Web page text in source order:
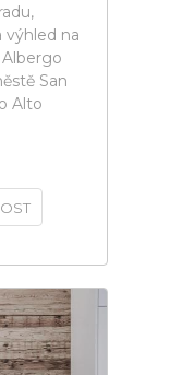
výhled na
San
Alto